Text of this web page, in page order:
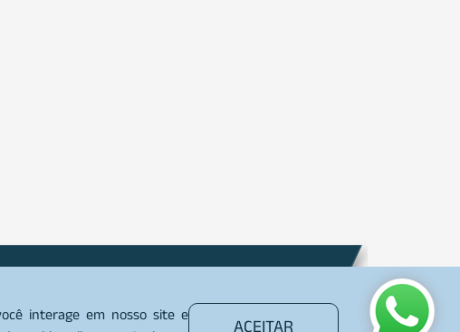
ACEITAR
interage em nosso site e
0800 642 7080